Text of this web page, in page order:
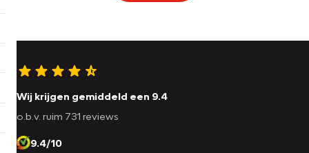
Wij krijgen gemiddeld een 9.4
o.b.v. ruim 731 reviews
9.4/10